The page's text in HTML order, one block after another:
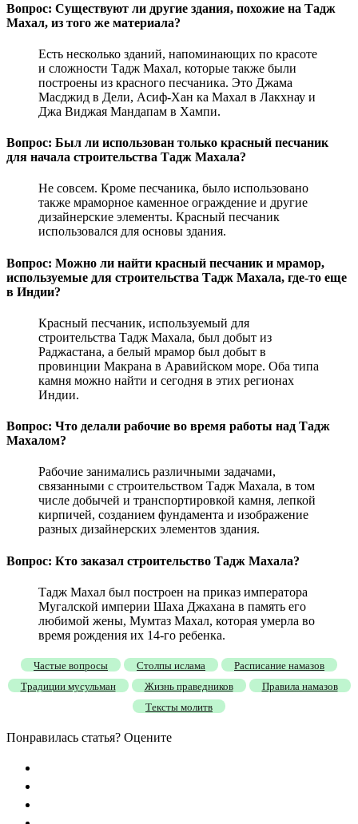
Вопрос: Существуют ли другие здания, похожие на Тадж
Махал, из того же материала?
Есть несколько зданий, напоминающих по красоте
и сложности Тадж Махал, которые также были
построены из красного песчаника. Это Джама
Масджид в Дели, Асиф-Хан ка Махал в Лакхнау и
Джа Виджая Мандапам в Хампи.
Вопрос: Был ли использован только красный песчаник
для начала строительства Тадж Махала?
Не совсем. Кроме песчаника, было использовано
также мраморное каменное ограждение и другие
дизайнерские элементы. Красный песчаник
использовался для основы здания.
Вопрос: Можно ли найти красный песчаник и мрамор,
используемые для строительства Тадж Махала, где-то еще
в Индии?
Красный песчаник, используемый для
строительства Тадж Махала, был добыт из
Раджастана, а белый мрамор был добыт в
провинции Макрана в Аравийском море. Оба типа
камня можно найти и сегодня в этих регионах
Индии.
Вопрос: Что делали рабочие во время работы над Тадж
Махалом?
Рабочие занимались различными задачами,
связанными с строительством Тадж Махала, в том
числе добычей и транспортировкой камня, лепкой
кирпичей, созданием фундамента и изображение
разных дизайнерских элементов здания.
Вопрос: Кто заказал строительство Тадж Махала?
Тадж Махал был построен на приказ императора
Мугалской империи Шаха Джахана в память его
любимой жены, Мумтаз Махал, которая умерла во
время рождения их 14-го ребенка.
Частые вопросы Столпы ислама
Расписание намазов
Традиции мусульман
Жизнь праведников
Правила намазов
Тексты молитв
Понравилась статья? Оцените